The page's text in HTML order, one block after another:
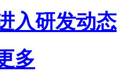
入研发动态
多